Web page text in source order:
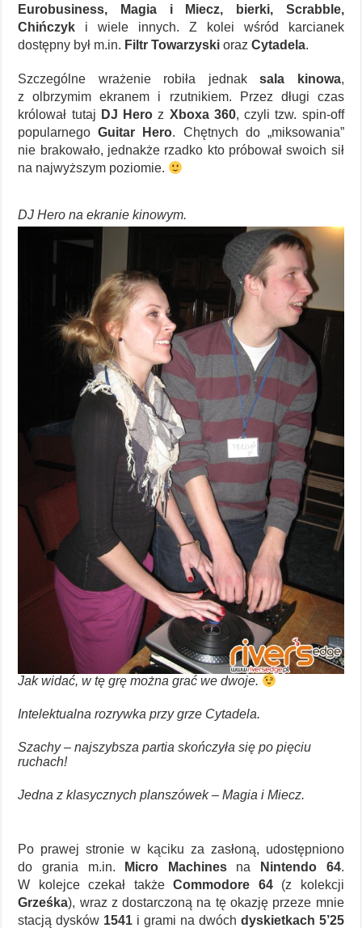
Eurobusiness, Magia i Miecz, bierki, Scrabble,
Chińczyk i wiele innych. Z kolei wśród karcianek
dostępny był m.in. Filtr Towarzyski orazCytadela.
Szczególne wrażenie robiła jednaksala kinowa,
z olbrzymim ekranem i rzutnikiem. Przez długi czas
królował tutaj DJ Hero z Xboxa 360, czyli tzw. spin-off
popularnegoGuitar Hero. Chętnych do „miksowania”
nie brakowało, jednakże rzadko kto próbował swoich sił
na najwyższym poziomie.
DJ Hero na ekranie kinowym.
Jak widać, w tę grę można grać we dwoje.
Intelektualna rozrywka przy grze Cytadela.
Szachy – najszybsza partia skończyła się po pięciu
ruchach!
Jedna z klasycznych planszówek – Magia i Miecz.
Po prawej stronie w kąciku za zasłoną, udostępniono
do grania m.in.
Micro Machinesna Nintendo 64.
W kolejce czekał takżeCommodore 64(z kolekcji
Grześka), wraz z dostarczoną na tę okazję przeze mnie
stacją dysków 1541 i grami na dwóch dyskietkach 5’25